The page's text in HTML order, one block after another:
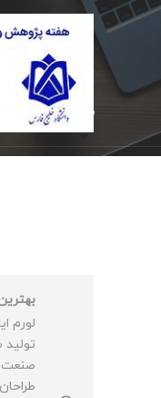
انواع مختلف
لورم
تولید
صنعت